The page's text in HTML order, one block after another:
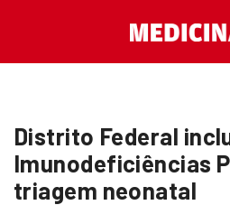
Distrito Federal
Imunodeficiências
triagem neonatal